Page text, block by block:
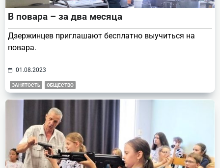
В повара – за два месяца
Дзержинцев приглашают бесплатно выучиться на
повара.
01.08.2023
ЗАНЯТОСТЬ ОБЩЕСТВО